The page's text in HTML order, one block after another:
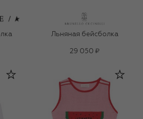
Льняная бейсболка
29 050 ₽